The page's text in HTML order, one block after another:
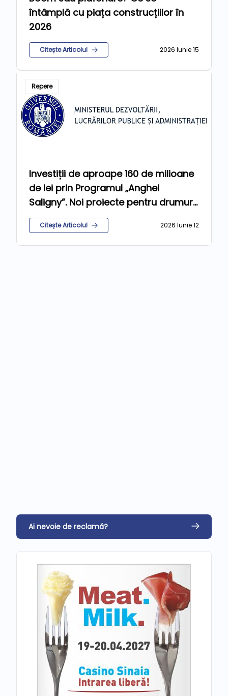
întâmplă cu piața construcțiilor în
2026
Citește Articolul 2026 Iunie 15
Repere
Investiții de aproape 160 de milioane
de lei prin Programul „Anghel
Saligny”. Noi proiecte pentru drumuri,
apă, canalizare și gaze
Citește Articolul 2026 Iunie 12
Ai nevoie de reclamă?